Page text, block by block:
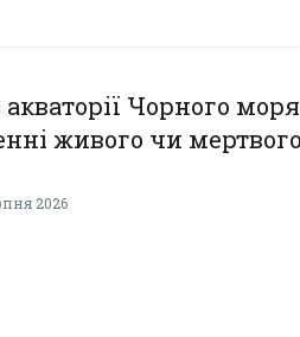
Чорного
живого чи
2026